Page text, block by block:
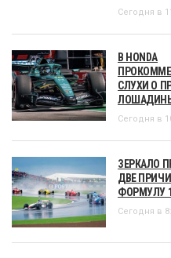
Сегодня в
В HONDA
СЛУХИ О
Сегодня в
ЗЕРКАЛО
ДВЕ
ФОРМУЛУ
Сегодня в